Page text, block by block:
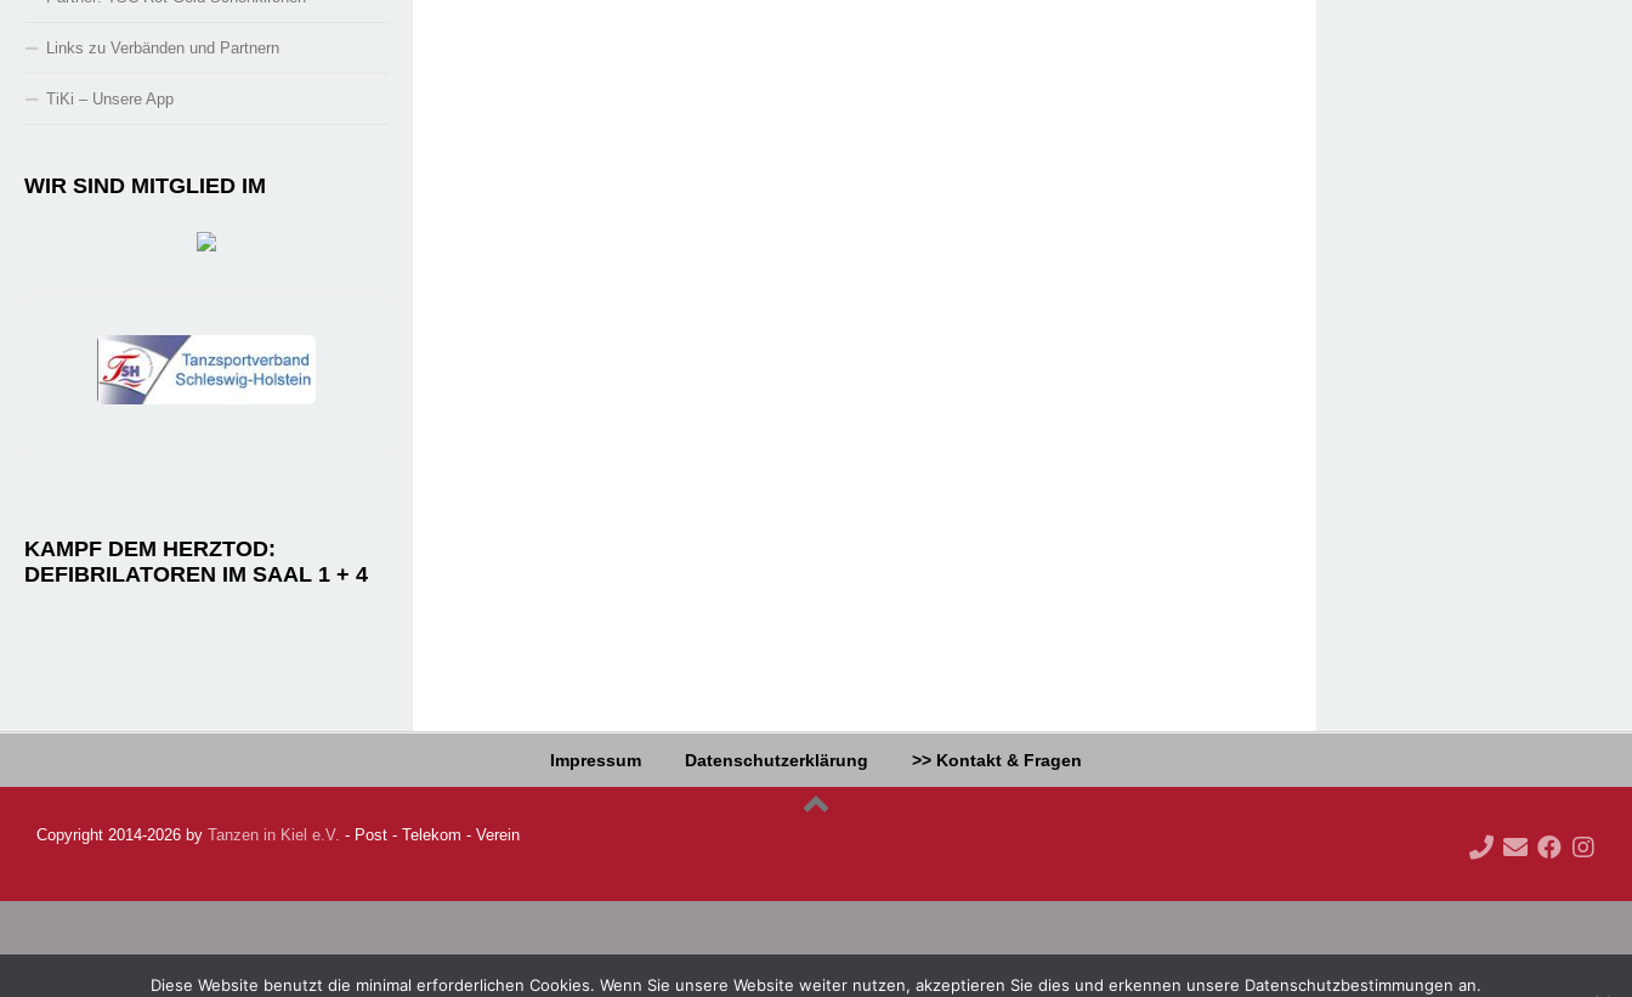
Links zu Verbänden und Partnern
TiKi – Unsere App
WIR SIND MITGLIED IM
KAMPF DEM HERZTOD:
DEFIBRILATOREN IM SAAL 1 + 4
Impressum Datenschutzerklärung >> Kontakt & Fragen
Copyright 2014-2026 by Tanzen in Kiel e.V. - Post - Telekom - Verein
Diese Website benutzt die minimal erforderlichen Cookies. Wenn Sie unsere Website weiter nutzen, akzeptieren Sie dies und erkennen unsere Datenschutzbestimmungen an.